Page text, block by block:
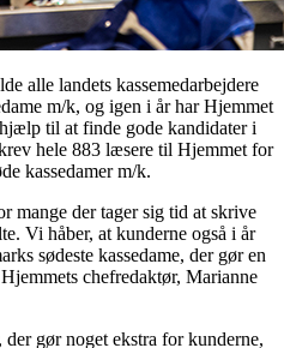
alle landets kassemedarbejdere
m/k, og igen i år har Hjemmet
til at finde gode kandidater i
hele 883 læsere til Hjemmet for
kassedamer m/k.
mange der tager sig tid at skrive
Vi håber, at kunderne også i år
sødeste kassedame, der gør en
chefredaktør, Marianne
gør noget ekstra for kunderne,